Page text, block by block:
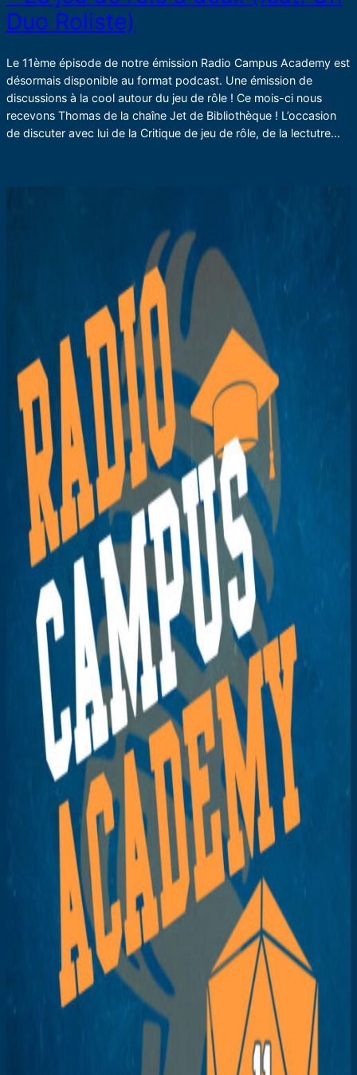
Duo Roliste)
Le 11ème épisode de notre émission Radio Campus Academy est
désormais disponible au format podcast. Une émission de
discussions à la cool autour du jeu de rôle ! Ce mois-ci nous
recevons Thomas de la chaîne Jet de Bibliothèque ! L’occasion
de discuter avec lui de la Critique de jeu de rôle, de la lectutre…